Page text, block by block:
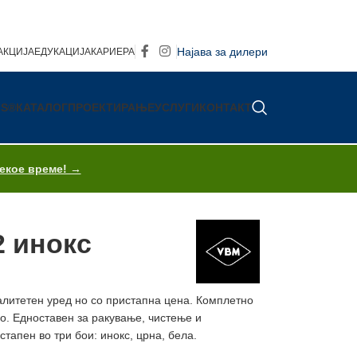
ЕДУКАЦИЈАКАРИЕРА Најава за дилери
КАТАЛОГПРОЕКТИРАЊЕУСЛУГИКОНТАКТ
време! →
инокс
уред но со пристапна цена. Комплетно
Едноставен за ракување, чистење и
во три бои: инокс, црна, бела.